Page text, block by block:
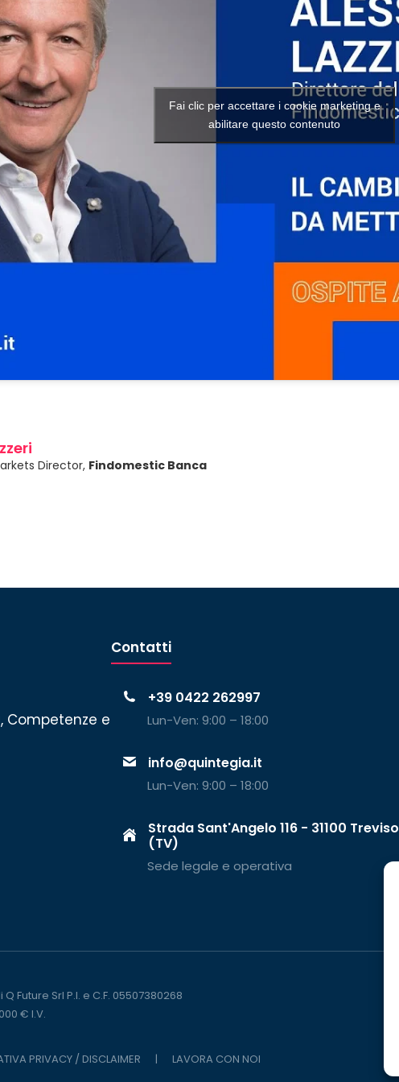
Fai clic per accettare i cookie marketing e
abilitare questo contenuto
Director, Findomestic Banca
Competenze e
Contatti
+39 0422 262997
Lun-Ven: 9:00 – 18:00
info@quintegia.it
Lun-Ven: 9:00 – 18:00
Strada Sant'Angelo 116 - 31100 Treviso
(TV)
Sede legale e operativa
Srl P.I. e C.F. 05507380268
€ I.V.
PRIVACY / DISCLAIMER | LAVORA CON NOI